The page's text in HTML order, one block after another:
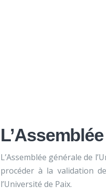
L’Assemblée générale de
procéder à la validation
l’Université de Paix.